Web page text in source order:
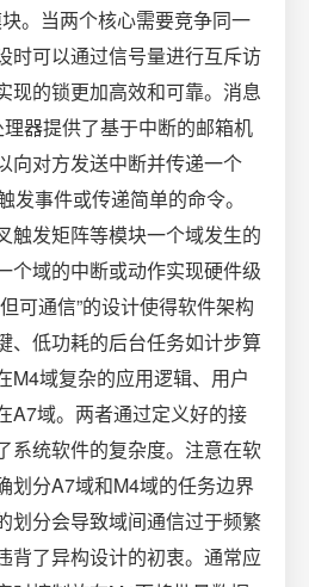
。当两个核心需要竞争同一
时可以通过信号量进行互斥访
现的锁更加高效和可靠。消息
器提供了基于中断的邮箱机
向对方发送中断并传递一个
发事件或传递简单的命令。
触发矩阵等模块一个域发生的
个域的中断或动作实现硬件级
可通信”的设计使得软件架构
、低功耗的后台任务如计步算
M4域复杂的应用逻辑、用户
A7域。两者通过定义好的接
系统软件的复杂度。注意在软
划分A7域和M4域的任务边界
划分会导致域间通信过于频繁
背了异构设计的初衷。通常应